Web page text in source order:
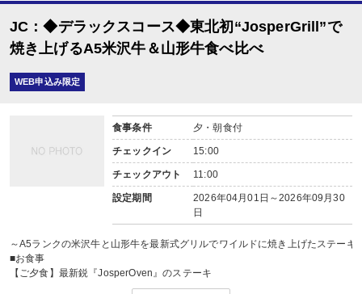
JC：◆デラックスコース◆東北初“JosperGrill”で
焼き上げるA5米沢牛＆山形牛食べ比べ
WEB申込み限定
食事条件 夕・朝食付
チェックイン 15:00
チェックアウト 11:00
設定期間
2026年04月01日～2026年09月30
日
～A5ランクの米沢牛と山形牛を最新式グリルでワイルドに焼き上げたステーキ
■お食事
【ご夕食】最新鋭『JosperOven』のステーキ
和牛王国山形にふさわしい稀代の名器を使用し、旨味を逃がすことなく“香ばし